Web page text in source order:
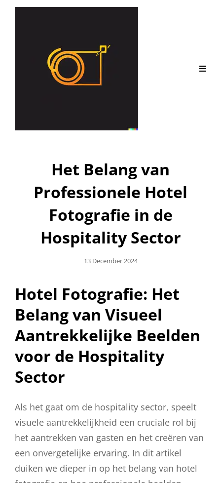
Het Belang van
Professionele Hotel
Fotografie in de
Hospitality Sector
Geplaatst
13 December 2024
Hotel Fotografie: Het
Belang van Visueel
Aantrekkelijke Beelden
voor de Hospitality
Sector
Als het gaat om de hospitality sector, speelt
visuele aantrekkelijkheid een cruciale rol bij
het aantrekken van gasten en het creëren van
een onvergetelijke ervaring. In dit artikel
duiken we dieper in op het belang van hotel